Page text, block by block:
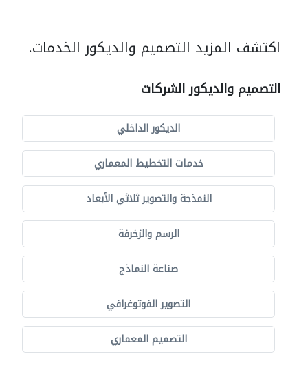
اكتشف المزيد التصميم والديكور الخدمات.
التصميم والديكور الشركات
الديكور الداخلي
خدمات التخطيط المعماري
النمذجة والتصوير ثلاثي الأبعاد
الرسم والزخرفة
صناعة النماذج
التصوير الفوتوغرافي
التصميم المعماري